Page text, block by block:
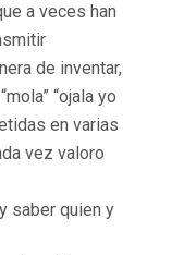
a veces han
de inventar,
“ojala yo
en varias
vez valoro
saber quien y